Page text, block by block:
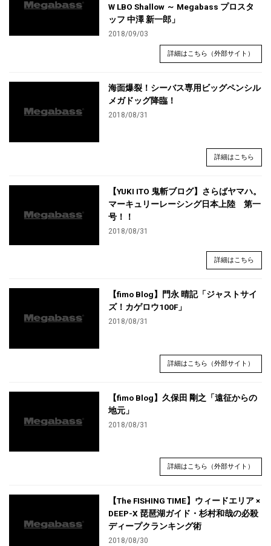
W LBO Shallow ～ Megabass プロスタ
ッフ 中澤 新一郎」
2018/09/03
詳細はこちら（外部サイト）
海面爆裂！シーバス専用ビッグペンシル
メガドッグ降臨！
2018/08/31
詳細はこちら
【YUKI ITO 鬼斬ブログ】さらばヤマハ。
マーキュリーレーシング日本上陸 第一
号！！
2018/08/31
詳細はこちら
【fimo Blog】門永 晴記「ジャストサイ
ズ！カゲロウ100F」
2018/08/31
詳細はこちら（外部サイト）
【fimo Blog】久保田 剛之「遠征からの
地元」
2018/08/31
詳細はこちら（外部サイト）
【The FISHING TIME】ウィードエリア ×
DEEP-X 琵琶湖ガイド・杉村和哉の必殺
ディープクランキング術
2018/08/30